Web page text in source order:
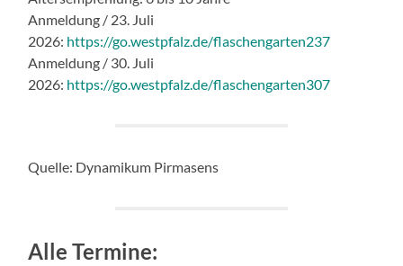
Anmeldung / 23. Juli
2026: https://go.westpfalz.de/flaschengarten237
Anmeldung / 30. Juli
2026: https://go.westpfalz.de/flaschengarten307
Quelle: Dynamikum Pirmasens
Alle Termine: